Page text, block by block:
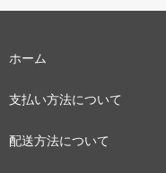
ホーム
支払い方法について
配送方法について